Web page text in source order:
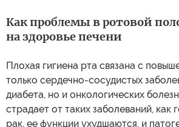
Как проблемы в ротовой
на здоровье печени
Плохая гигиена рта связана с
только сердечно-сосудистых
диабета, но и онкологических
страдает от таких заболеваний, как
рак, ее функции ухудшаются, и